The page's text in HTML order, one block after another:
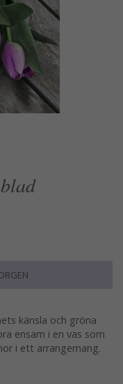
känsla och gröna
ensam i en vas som
i ett arrangemang.